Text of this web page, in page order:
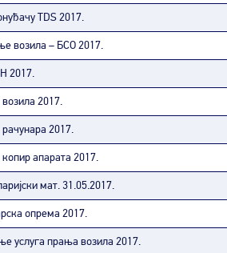
TDS 2017.
возила – БСО 2017.
2017.
2017.
2017.
апарата 2017.
мат. 31.05.2017.
опрема 2017.
услуга прања возила 2017.